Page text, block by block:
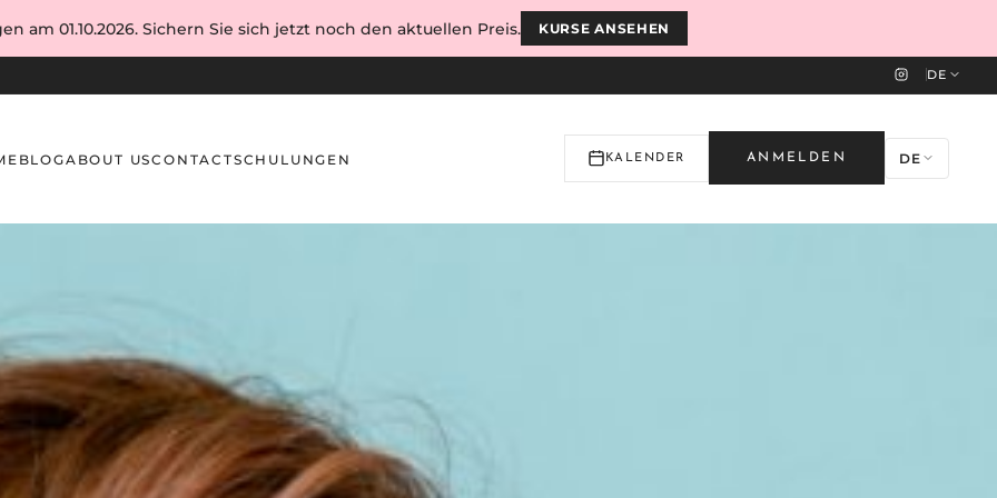
DE
BLOGABOUT USCONTACTSCHULUNGEN KALENDER ANMELDEN DE
am 01.10.2026. Sichern Sie sich jetzt noch den aktuellen Preis. KURSE ANSEHEN